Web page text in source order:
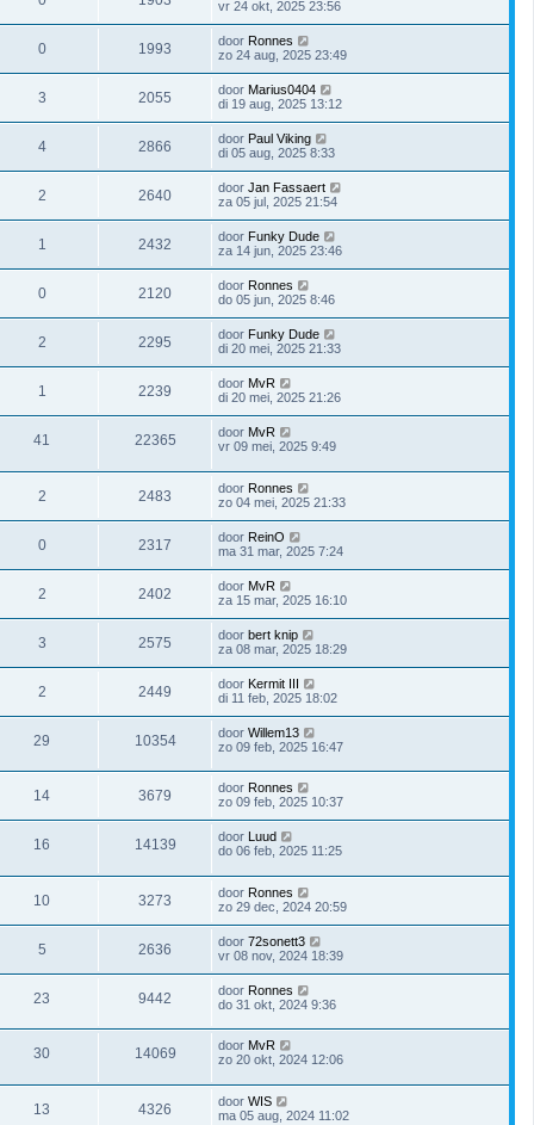
vr 24 okt, 2025 23:56
0 1993 door Ronnes
zo 24 aug, 2025 23:49
3 2055 door Marius0404
di 19 aug, 2025 13:12
4 2866 door Paul Viking
di 05 aug, 2025 8:33
2 2640 door Jan Fassaert
za 05 jul, 2025 21:54
1 2432 door Funky Dude
za 14 jun, 2025 23:46
0 2120 door Ronnes
do 05 jun, 2025 8:46
2 2295 door Funky Dude
di 20 mei, 2025 21:33
1 2239 door MvR
di 20 mei, 2025 21:26
41 22365 door MvR
vr 09 mei, 2025 9:49
2 2483 door Ronnes
zo 04 mei, 2025 21:33
0 2317 door ReinO
ma 31 mar, 2025 7:24
2 2402 door MvR
za 15 mar, 2025 16:10
3 2575 door bert knip
za 08 mar, 2025 18:29
2 2449 door Kermit III
di 11 feb, 2025 18:02
29 10354 door Willem13
zo 09 feb, 2025 16:47
14 3679 door Ronnes
zo 09 feb, 2025 10:37
16 14139 door
Luud
do 06 feb, 2025 11:25
10 3273 door Ronnes
zo 29 dec, 2024 20:59
5 2636 door 72sonett3
vr 08 nov, 2024 18:39
23 9442 door Ronnes
do 31 okt, 2024 9:36
30 14069 door MvR
zo 20 okt, 2024 12:06
13 4326 door WIS
ma 05 aug, 2024 11:02